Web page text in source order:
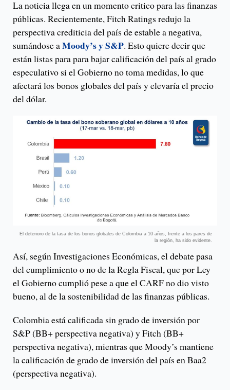
La noticia llega en un momento critico para las finanzas
públicas. Recientemente, Fitch Ratings redujo la
perspectiva crediticia del país de estable a negativa,
sumándose aMoody’s y S&P. Esto quiere decir que
están listas para para bajar calificación del país al grado
especulativo si el Gobierno no toma medidas, lo que
afectará los bonos globales del país y elevaría el precio
del dólar.
El deterioro de la tasa de los bonos globales de Colombia a 10 años, frente a los pares de
la región, ha sido evidente.
Así, según Investigaciones Económicas, el debate pasa
del cumplimiento o no de la Regla Fiscal, que por Ley
el Gobierno cumplió pese a que el CARF no dio visto
bueno, al de la sostenibilidad de las finanzas públicas.
Colombia está calificada sin grado de inversión por
S&P (BB+ perspectiva negativa) y Fitch (BB+
perspectiva negativa), mientras que Moody’s mantiene
la calificación de grado de inversión del país en Baa2
(perspectiva negativa).